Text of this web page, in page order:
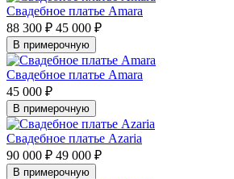
Свадебное платье Amara
88 300 ₽ 45 000 ₽
В примерочную
Свадебное платье Amara
45 000 ₽
В примерочную
Свадебное платье Azaria
90 000 ₽ 49 000 ₽
В примерочную